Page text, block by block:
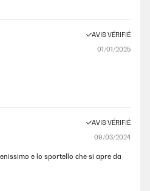
AVIS VÉRIFIÉ
01/01/2025
AVIS VÉRIFIÉ
09/03/2024
e lo sportello che si apre da